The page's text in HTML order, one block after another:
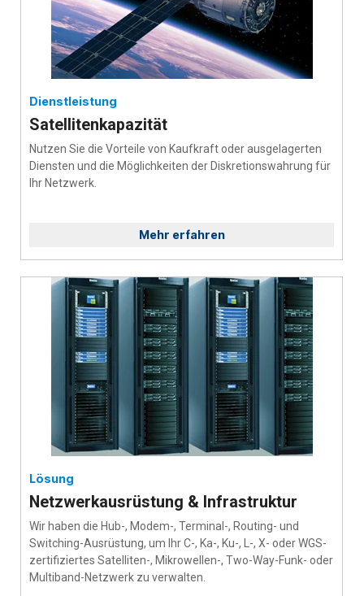
Dienstleistung
Satellitenkapazität
Nutzen Sie die Vorteile von Kaufkraft oder ausgelagerten
Diensten und die Möglichkeiten der Diskretionswahrung für
Ihr Netzwerk.
Mehr erfahren
Lösung
Netzwerkausrüstung & Infrastruktur
Wir haben die Hub-, Modem-, Terminal-, Routing- und
Switching-Ausrüstung, um Ihr C-, Ka-, Ku-, L-, X- oder WGS-
zertifiziertes Satelliten-, Mikrowellen-, Two-Way-Funk- oder
Multiband-Netzwerk zu verwalten.